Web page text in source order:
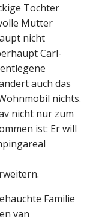
Tochter
Mutter
nicht
Carl-
auch das
nichts.
nicht nur zum
ist: Er will
Familie
van